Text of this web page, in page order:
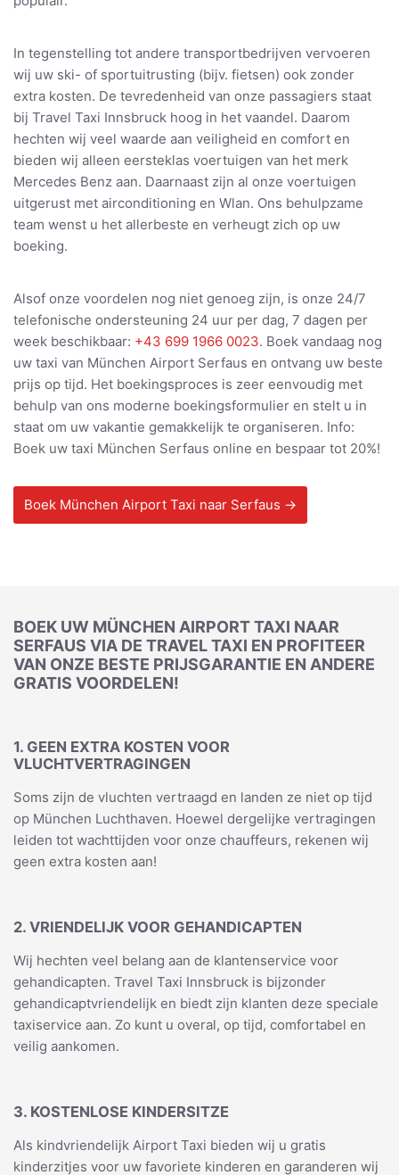
In tegenstelling tot andere transportbedrijven vervoeren
wij uw ski- of sportuitrusting (bijv. fietsen) ook zonder
extra kosten. De tevredenheid van onze passagiers staat
bij Travel Taxi Innsbruck hoog in het vaandel. Daarom
hechten wij veel waarde aan veiligheid en comfort en
bieden wij alleen eersteklas voertuigen van het merk
Mercedes Benz aan. Daarnaast zijn al onze voertuigen
uitgerust met airconditioning en Wlan. Ons behulpzame
team wenst u het allerbeste en verheugt zich op uw
boeking.
Alsof onze voordelen nog niet genoeg zijn, is onze 24/7
telefonische ondersteuning 24 uur per dag, 7 dagen per
week beschikbaar: +43 699 1966 0023. Boek vandaag nog
uw taxi van München Airport Serfaus en ontvang uw beste
prijs op tijd. Het boekingsproces is zeer eenvoudig met
behulp van ons moderne boekingsformulier en stelt u in
staat om uw vakantie gemakkelijk te organiseren. Info:
Boek uw taxi München Serfaus online en bespaar tot 20%!
Boek München Airport Taxi naar Serfaus →
BOEK UW MÜNCHEN AIRPORT TAXI NAAR
SERFAUS VIA DE TRAVEL TAXI EN PROFITEER
VAN ONZE BESTE PRIJSGARANTIE EN ANDERE
GRATIS VOORDELEN!
1. GEEN EXTRA KOSTEN VOOR
VLUCHTVERTRAGINGEN
Soms zijn de vluchten vertraagd en landen ze niet op tijd
op München Luchthaven. Hoewel dergelijke vertragingen
leiden tot wachttijden voor onze chauffeurs, rekenen wij
geen extra kosten aan!
2. VRIENDELIJK VOOR GEHANDICAPTEN
Wij hechten veel belang aan de klantenservice voor
gehandicapten. Travel Taxi Innsbruck is bijzonder
gehandicaptvriendelijk en biedt zijn klanten deze speciale
taxiservice aan. Zo kunt u overal, op tijd, comfortabel en
veilig aankomen.
3. KOSTENLOSE KINDERSITZE
Als kindvriendelijk Airport Taxi bieden wij u gratis
kinderzitjes voor uw favoriete kinderen en garanderen wij